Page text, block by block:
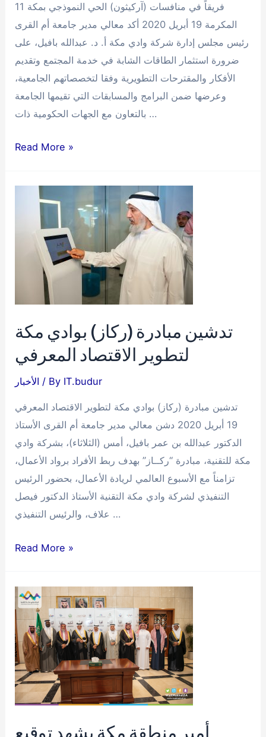
11 فريقاً في منافسات (آركيثون) الحي النموذجي بمكة
المكرمة 19 أبريل 2020 أكد معالي مدير جامعة أم القرى
رئيس مجلس إدارة شركة وادي مكة أ. د. عبدالله بافيل، على
ضرورة استثمار الطاقات الشابة في خدمة المجتمع وتقديم
الأفكار والمقترحات التطويرية وفقا لتخصصاتهم الجامعية،
وعرضها ضمن البرامج والمسابقات التي تقيمها الجامعة
بالتعاون مع الجهات الحكومية ذات …
11
منافسات
(آركيثون)
الحي
النموذجي
المكرمة
Read More »
تدشين مبادرة (ركاز) بوادي مكة
لتطوير الاقتصاد المعرفي
الأخبار / By IT.budur
تدشين مبادرة (ركاز) بوادي مكة لتطوير الاقتصاد المعرفي
19 أبريل 2020 دشن معالي مدير جامعة أم القرى الأستاذ
الدكتور عبدالله بن عمر بافيل، أمس (الثلاثاء)، بشركة وادي
مكة للتقنية، مبادرة “ركــاز” بهدف ربط الأفراد برواد الأعمال،
تزامناً مع الأسبوع العالمي لريادة الأعمال، بحضور الرئيس
التنفيذي لشركة وادي مكة التقنية الأستاذ الدكتور فيصل
علاف، والرئيس التنفيذي …
تدشين
بوادي
مكة
لتطوير
الاقتصاد
المعرفي
Read More »
أمير منطقة مكة يشهد توقيع